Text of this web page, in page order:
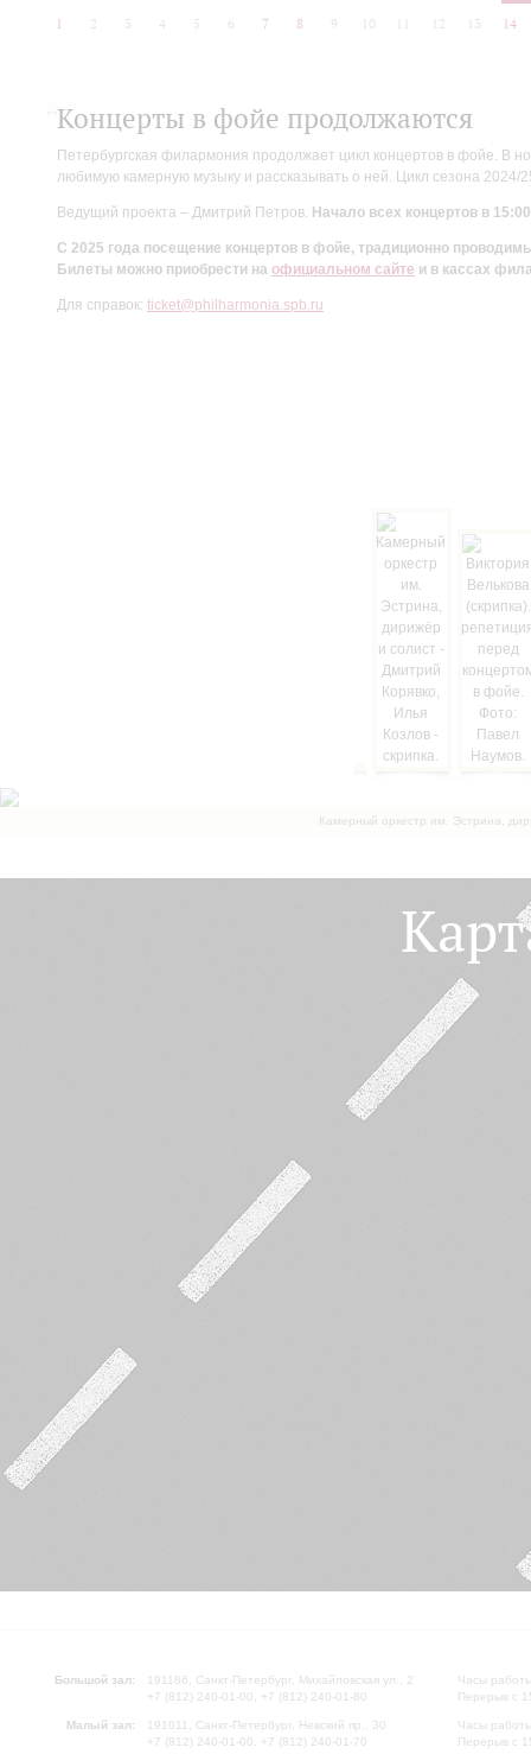
1 2 3 4 5 6 7 8 9 10 12 13 14
Концерты в фойе продолжаются
Петербургская филармония продолжает цикл концертов в фойе. В
любимую камерную музыку и рассказывать о ней. Цикл сезона
Ведущий проекта – Дмитрий Петров. Начало всех концертов в
С 2025 года посещение концертов в фойе, традиционно
Билеты можно приобрести на официальном сайте и в кассах
Для справок: ticket@philharmonia.spb.ru
Камерный оркестр им. Эстрина,
Большой зал:
191186, Санкт-Петербург, Михайловская ул., 2
+7 (812) 240-01-00, +7 (812) 240-01-80
Малый зал:
191011, Санкт-Петербург, Невский пр., 30
+7 (812) 240-01-00, +7 (812) 240-01-70
Часы
Перерыв с
Часы
Перерыв с